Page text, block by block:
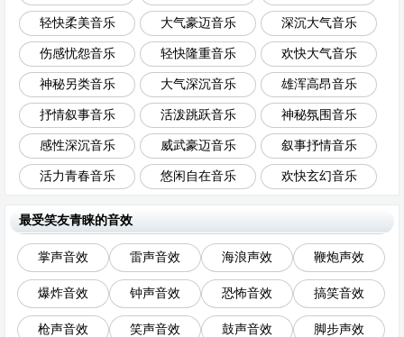
轻快柔美音乐 大气豪迈音乐 深沉大气音乐
伤感忧怨音乐 轻快隆重音乐 欢快大气音乐
神秘另类音乐 大气深沉音乐 雄浑高昂音乐
抒情叙事音乐 活泼跳跃音乐 神秘氛围音乐
感性深沉音乐 威武豪迈音乐 叙事抒情音乐
活力青春音乐 悠闲自在音乐 欢快玄幻音乐
最受笑友青睐的音效
掌声音效 雷声音效 海浪声效 鞭炮声效
爆炸音效 钟声音效 恐怖音效 搞笑音效
枪声音效 笑声音效 鼓声音效 脚步声效